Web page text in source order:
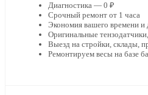
Диагностика — 0 ₽
Срочный ремонт от 1 часа
Экономия вашего времени и
Оригинальные
Выезд на стройки, склады,
Ремонтируем весы на базе